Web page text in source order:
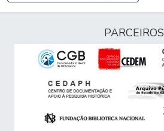
PARCEIROS